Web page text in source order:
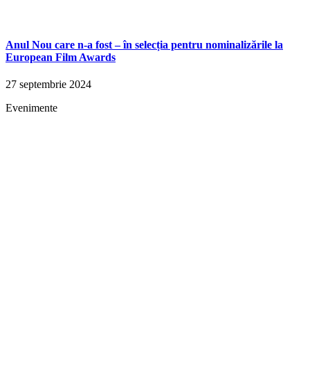
Anul Nou care n-a fost – în selecția pentru nominalizările la
European Film Awards
27 septembrie 2024
Evenimente